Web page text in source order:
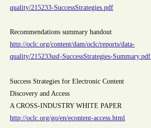
quality/215233-SuccessStrategies.pdf
Recommendations summary handout
http://oclc.org/content/dam/oclc/reports/data-
quality/215233usf-SuccessStrategies-Summary.pdf
Success Strategies for Electronic Content
Discovery and Access
A CROSS-INDUSTRY WHITE PAPER
http://oclc.org/go/en/econtent-access.html